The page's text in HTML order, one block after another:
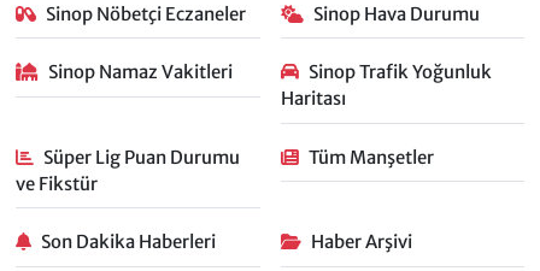
Sinop Nöbetçi Eczaneler Sinop Hava Durumu
Sinop Namaz Vakitleri
Sinop Trafik Yoğunluk
Haritası
Süper Lig Puan Durumu
ve Fikstür
Tüm Manşetler
Son Dakika Haberleri Haber Arşivi